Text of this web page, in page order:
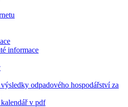
informace
odpadového hospodářství za
v pdf